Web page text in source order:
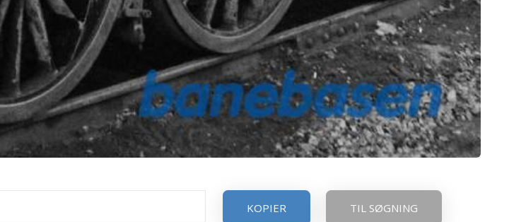
KOPIER
TIL SØGNING